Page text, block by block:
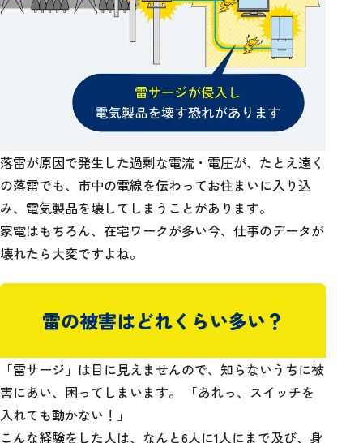
落雷が原因で発生した過剰な電流・電圧が、たとえ遠く
の落雷でも、市中の電線を伝わってお住まいに入り込
み、 電気製品を壊してしまうことがあります。
家電はもちろん、在宅ワークが多い今、仕事のデータが
壊れたら大変ですよね。
雷の被害はどれくらい多い？
「雷サージ」は目に見えませんので、知らないうちに被
害にあい、困ってしまいます。
「あれっ、スイッチを
入れても動かない！」
こんな経験をした人は、なんと6人に1人にまで及び、身